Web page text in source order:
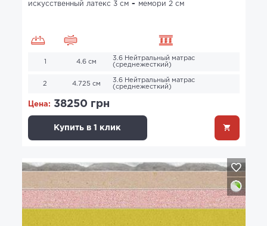
искусственный латекс 3 см
мемори 2 см
1 4.6 см
3.6 Нейтральный матрас
(среднежесткий)
2 4.725 см
3.6 Нейтральный матрас
(среднежесткий)
Цена: 38250 грн
Купить в 1 клик